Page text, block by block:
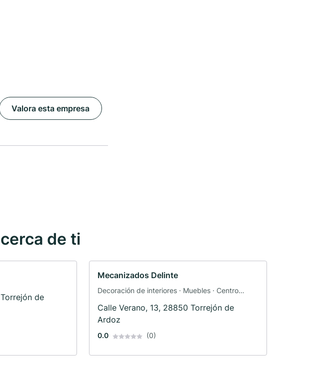
Valora esta empresa
de ti
de
Mecanizados Delinte
Decoración de interiores · Muebles · Centro
Calle Verano, 13, 28850 Torrejón de
Ardoz
0.0 (0)